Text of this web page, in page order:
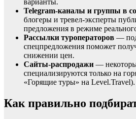
варианты.
Telegram-каналы и группы в
блогеры и тревел-эксперты
предложения в режиме
Рассылки туроператоров —
спецпредложения поможет
снижении цен.
Сайты-распродажи —
специализируются только на
«Горящие туры» на Level.Travel).
Как правильно